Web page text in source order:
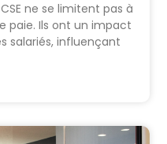
ne se limitent pas à
paie. Ils ont un impact
salariés, influençant